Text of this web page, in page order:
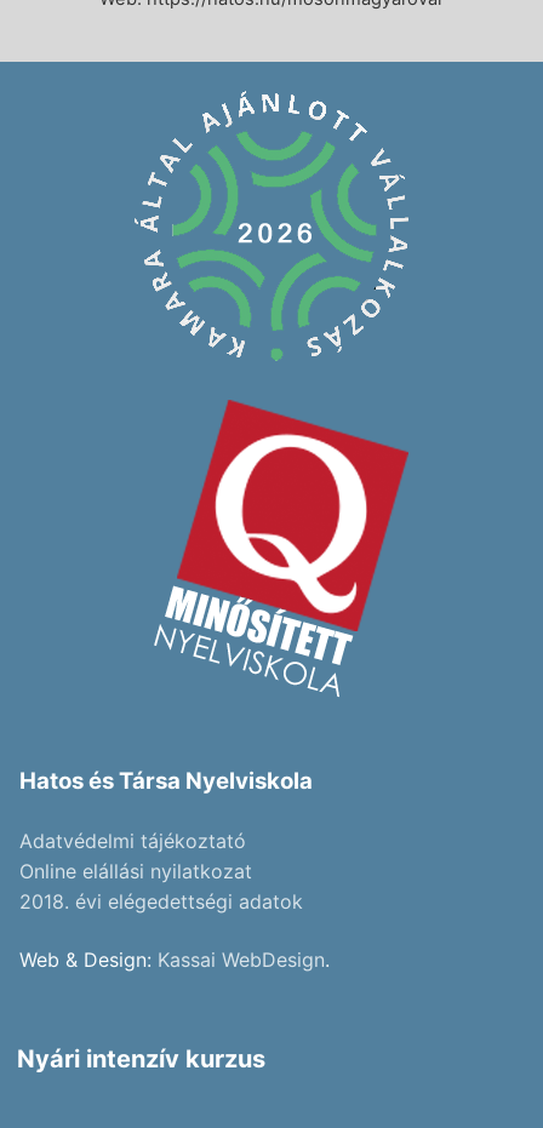
Hatos és Társa Nyelviskola
Adatvédelmi tájékoztató
Online elállási nyilatkozat
2018. évi elégedettségi adatok
Web & Design: Kassai WebDesign.
Nyári intenzív kurzus